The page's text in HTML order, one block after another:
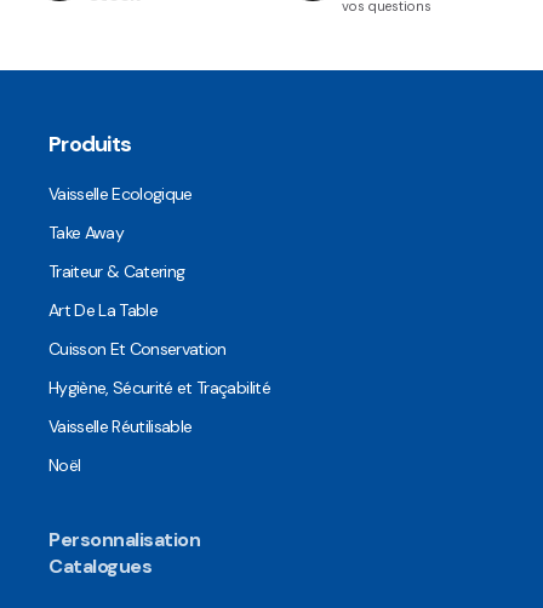
vos questions
Produits
Vaisselle Ecologique
Take Away
Traiteur & Catering
Art De La Table
Cuisson Et Conservation
Hygiène, Sécurité et Traçabilité
Vaisselle Réutilisable
Noël
Personnalisation
Catalogues